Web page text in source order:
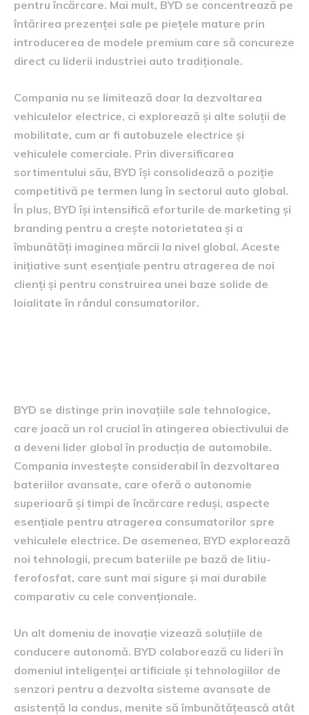
pentru încărcare. Mai mult, BYD se concentrează pe
întărirea prezenței sale pe piețele mature prin
introducerea de modele premium care să concureze
direct cu liderii industriei auto tradiționale.
Compania nu se limitează doar la dezvoltarea
vehiculelor electrice, ci explorează și alte soluții de
mobilitate, cum ar fi autobuzele electrice și
vehiculele comerciale. Prin diversificarea
sortimentului său, BYD își consolidează o poziție
competitivă pe termen lung în sectorul auto global.
În plus, BYD își intensifică eforturile de marketing și
branding pentru a crește notorietatea și a
îmbunătăți imaginea mărcii la nivel global. Aceste
inițiative sunt esențiale pentru atragerea de noi
clienți și pentru construirea unei baze solide de
loialitate în rândul consumatorilor.
BYD se distinge prin inovațiile sale tehnologice,
care joacă un rol crucial în atingerea obiectivului de
a deveni lider global în producția de automobile.
Compania investește considerabil în dezvoltarea
bateriilor avansate, care oferă o autonomie
superioară și timpi de încărcare reduși, aspecte
esențiale pentru atragerea consumatorilor spre
vehiculele electrice. De asemenea, BYD explorează
noi tehnologii, precum bateriile pe bază de litiu-
ferofosfat, care sunt mai sigure și mai durabile
comparativ cu cele convenționale.
Un alt domeniu de inovație vizează soluțiile de
conducere autonomă. BYD colaborează cu lideri în
domeniul inteligenței artificiale și tehnologiilor de
senzori pentru a dezvolta sisteme avansate de
asistență la condus, menite să îmbunătățească atât